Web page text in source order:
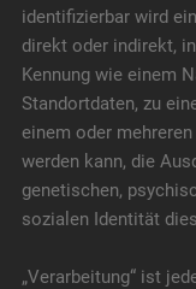
identifizierbar wird
direkt oder indirekt,
Kennung wie einem
Standortdaten, zu
einem oder
werden kann, die
genetischen,
sozialen Identität
„Verarbeitung“ ist